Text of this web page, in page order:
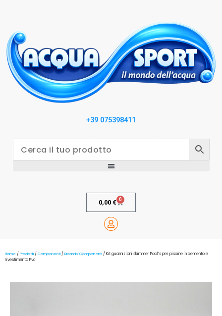
+39 075398411
0,00 € 0
Home / Prodotti/ Componenti/ Ricambi Componenti/ Kit guarnizioni skimmer Pool’s per piscine in cemento e
rivestimento Pvc